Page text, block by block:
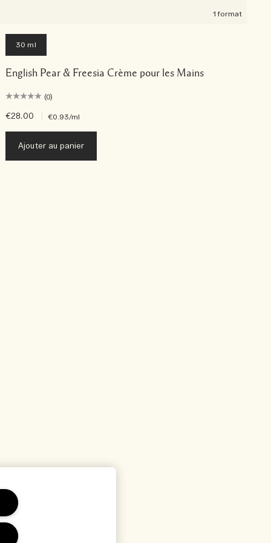
1 format
30 ml
English Pear & Freesia Crème pour les Mains
(0)
€28.00 €0.93/ml
Ajouter au panier